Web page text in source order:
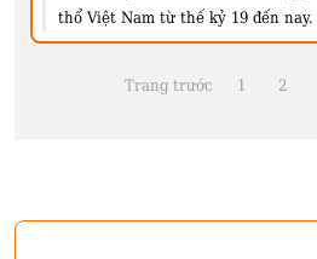
thổ Việt Nam từ thế kỷ 19 đến nay.
Trang trước 1 2